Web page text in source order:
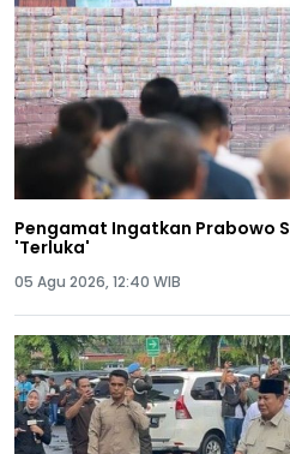
Pengamat Ingatkan Prabowo
'Terluka'
05 Agu 2026, 12:40 WIB